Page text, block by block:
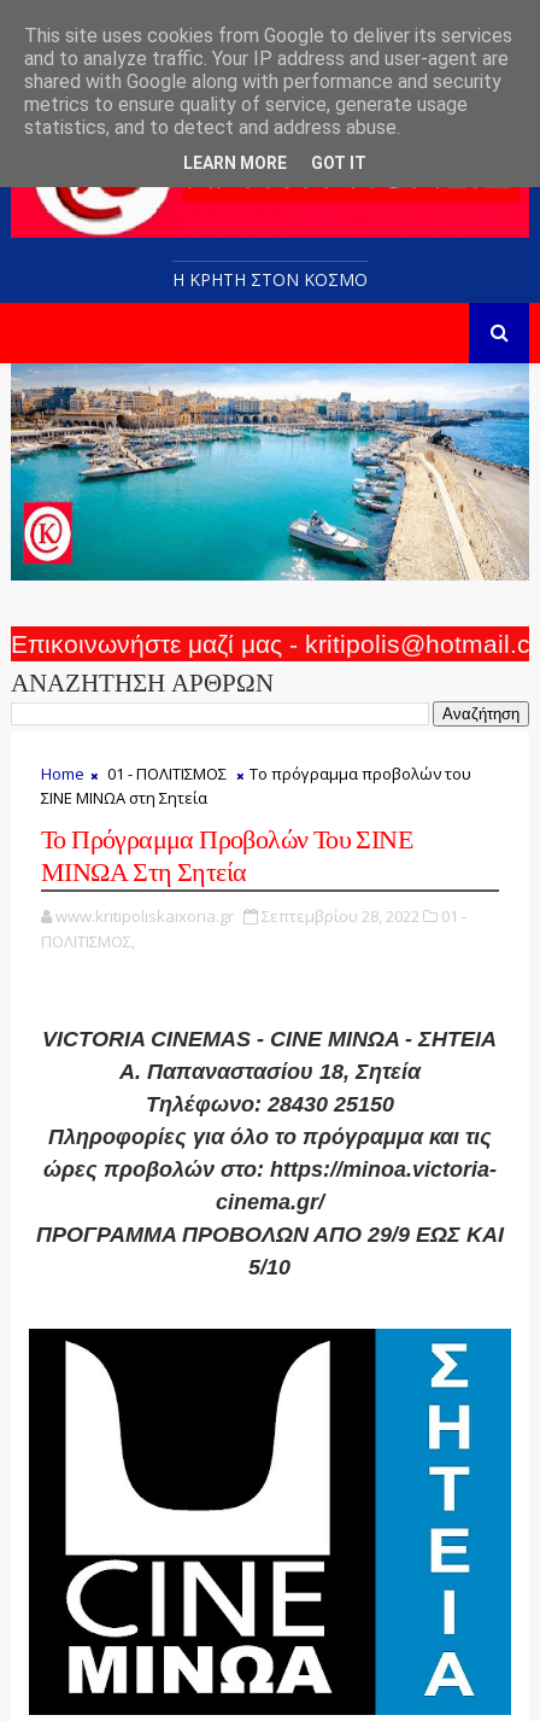
Η ΚΡΗΤΗ ΣΤΟN KOΣΜΟ
Επικοινωνήστε μαζί μας -
ΑΝΑΖΗΤΗΣΗ ΑΡΘΡΩΝ
Home 01 - ΠΟΛΙΤΙΣΜΟΣ
Το πρόγραμμα προβολών του
ΣΙΝΕ ΜΙΝΩΑ στη Σητεία
Το Πρόγραμμα Προβολών Του ΣΙΝΕ
ΜΙΝΩΑ Στη Σητεία
www.kritipoliskaixoria.gr Σεπτεμβρίου 28, 2022
01 -
ΠΟΛΙΤΙΣΜΟΣ,
VICTORIA CINEMAS - CINE ΜΙΝΩΑ - ΣΗΤΕΙΑ
Α. Παπαναστασίου 18, Σητεία
Τηλέφωνο: 28430 25150
Πληροφορίες για όλο το πρόγραμμα και τις
ώρες προβολών στο: https://minoa.victoria-
cinema.gr/
ΠΡΟΓΡΑΜΜΑ ΠΡΟΒΟΛΩΝ ΑΠΟ 29/9 ΕΩΣ ΚΑΙ
5/10
This site uses cookies from Google to deliver its services
and to analyze traffic. Your IP address and user-agent are
shared with Google along with performance and security
metrics to ensure quality of service, generate usage
statistics, and to detect and address abuse.
LEARN MORE GOT IT